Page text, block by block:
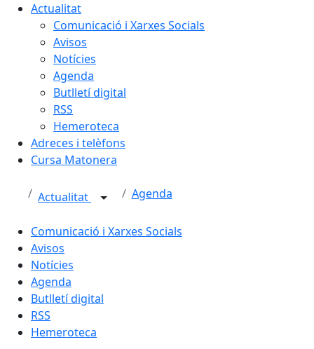
Actualitat
Comunicació i Xarxes Socials
Avisos
Notícies
Agenda
Butlletí digital
RSS
Hemeroteca
Adreces i telèfons
Cursa Matonera
Actualitat Agenda
Comunicació i Xarxes Socials
Avisos
Notícies
Agenda
Butlletí digital
RSS
Hemeroteca